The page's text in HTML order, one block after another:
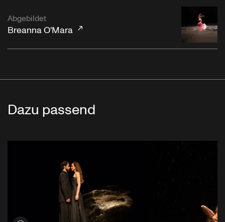
Abgebildet
Breanna O'Mara
Dazu passend